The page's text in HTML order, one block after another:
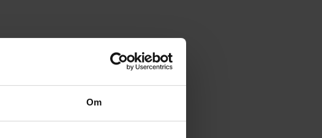
Om